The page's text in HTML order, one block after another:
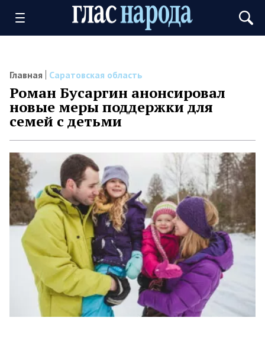
Главная Саратовская область
Роман Бусаргин анонсировал
новые меры поддержки для
семей с детьми